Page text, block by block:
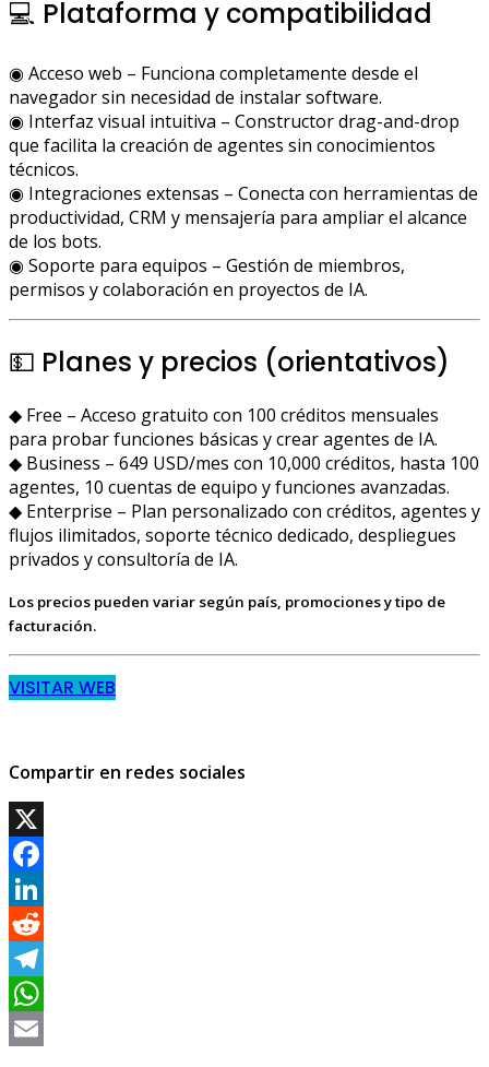
💻 Plataforma y compatibilidad
◉ Acceso web – Funciona completamente desde el
navegador sin necesidad de instalar software.
◉ Interfaz visual intuitiva – Constructor drag-and-drop
que facilita la creación de agentes sin conocimientos
técnicos.
◉ Integraciones extensas – Conecta con herramientas de
productividad, CRM y mensajería para ampliar el alcance
de los bots.
◉ Soporte para equipos – Gestión de miembros,
permisos y colaboración en proyectos de IA.
💵 Planes y precios (orientativos)
◆ Free – Acceso gratuito con 100 créditos mensuales
para probar funciones básicas y crear agentes de IA.
◆ Business – 649 USD/mes con 10,000 créditos, hasta 100
agentes, 10 cuentas de equipo y funciones avanzadas.
◆ Enterprise – Plan personalizado con créditos, agentes y
flujos ilimitados, soporte técnico dedicado, despliegues
privados y consultoría de IA.
Los precios pueden variar según país, promociones y tipo de
facturación.
VISITAR WEB
Compartir en redes sociales
X
Facebook
LinkedIn
Reddit
Telegram
WhatsApp